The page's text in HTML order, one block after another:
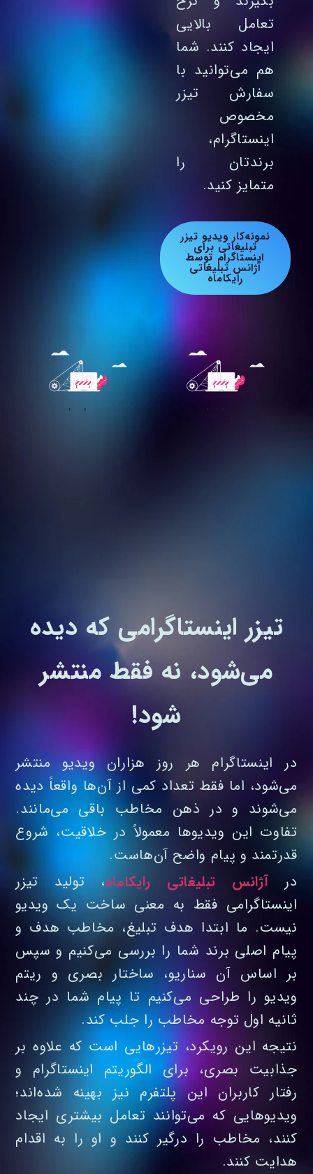
تعامل بالایی
ایجاد کنند. شما
هم می‌توانید با
سفارش تیزر
مخصوص
اینستاگرام،
برندتان را
متمایز کنید.
نمونه‌کار ویدیو تیزر
تبلیغاتی برای
اینستاگرام توسط
آژانس تبلیغاتی
رایکاماه
تیزر اینستاگرامی که دیده
می‌شود، نه فقط منتشر
شود!
در اینستاگرام هر روز هزاران ویدیو منتشر
می‌شود، اما فقط تعداد کمی از آن‌ها واقعاً دیده
می‌شوند و در ذهن مخاطب باقی می‌مانند.
تفاوت این ویدیوها معمولاً در خلاقیت، شروع
قدرتمند و پیام واضح آن‌هاست.
در آژانس تبلیغاتی رایکاماه، تولید تیزر
اینستاگرامی فقط به معنی ساخت یک ویدیو
نیست. ما ابتدا هدف تبلیغ، مخاطب هدف و
پیام اصلی برند شما را بررسی می‌کنیم و سپس
بر اساس آن سناریو، ساختار بصری و ریتم
ویدیو را طراحی می‌کنیم تا پیام شما در چند
ثانیه اول توجه مخاطب را جلب کند.
نتیجه این رویکرد، تیزرهایی است که علاوه بر
جذابیت بصری، برای الگوریتم اینستاگرام و
رفتار کاربران این پلتفرم نیز بهینه شده‌اند؛
ویدیوهایی که می‌توانند تعامل بیشتری ایجاد
کنند، مخاطب را درگیر کنند و او را به اقدام
هدایت کنند.